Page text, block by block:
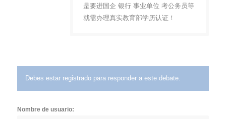
是要进国企 银行 事业单位 考公务员等
就需办理真实教育部学历认证！
Debes estar registrado para responder a este debate.
Nombre de usuario: